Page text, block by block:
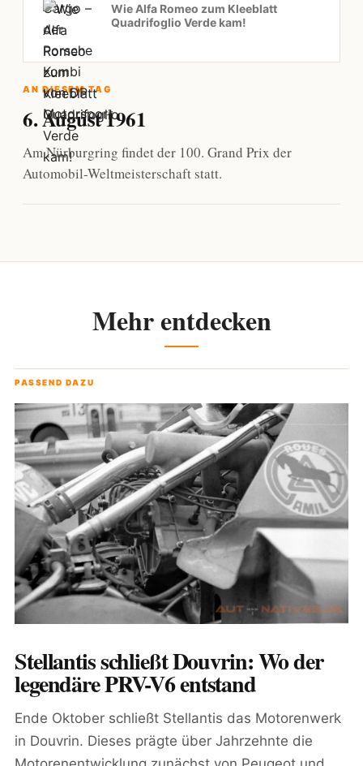
Wie Alfa Romeo zum Kleeblatt
Quadrifoglio Verde kam!
AN DIESEM TAG
6. August 1961
Am Nürburgring findet der 100. Grand Prix der
Automobil-Weltmeisterschaft statt.
Mehr entdecken
PASSEND DAZU
Stellantis schließt Douvrin: Wo der
legendäre PRV-V6 entstand
Ende Oktober schließt Stellantis das Motorenwerk
in Douvrin. Dieses prägte über Jahrzehnte die